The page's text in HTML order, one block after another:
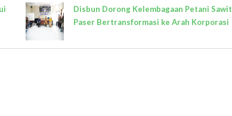
Disbun Dorong Kelembagaan Petani Sawit
Paser Bertransformasi ke Arah Korporasi